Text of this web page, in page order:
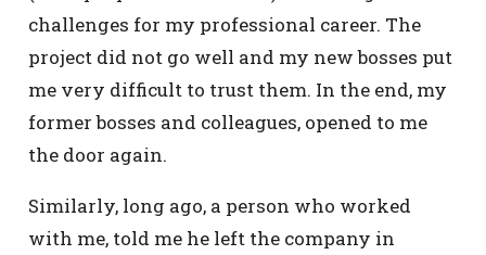
challenges for my professional career. The
project did not go well and my new bosses put
me very difficult to trust them. In the end, my
former bosses and colleagues, opened to me
the door again.
Similarly, long ago, a person who worked
with me, told me he left the company in